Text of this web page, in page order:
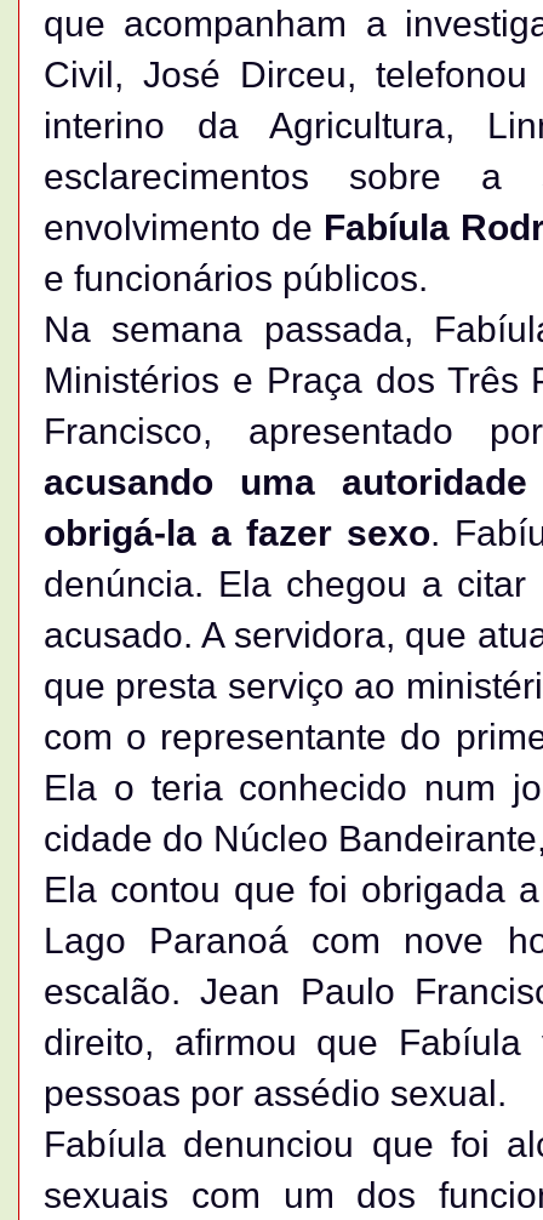
que acompanham a
Civil, José Dirceu,
interino da Agricultura,
esclarecimentos sobre
envolvimento de Fabíula
e funcionários públicos.
Na semana passada,
Ministérios e Praça dos Três
Francisco, apresentado
acusando uma
obrigá-la a fazer sexo.
denúncia. Ela chegou a
acusado. A servidora, que
que presta serviço ao
com o representante do
Ela o teria conhecido num
cidade do Núcleo
Ela contou que foi obrigada
Lago Paranoá com nove
escalão. Jean Paulo
direito, afirmou que
pessoas por assédio sexual.
Fabíula denunciou que foi
sexuais com um dos